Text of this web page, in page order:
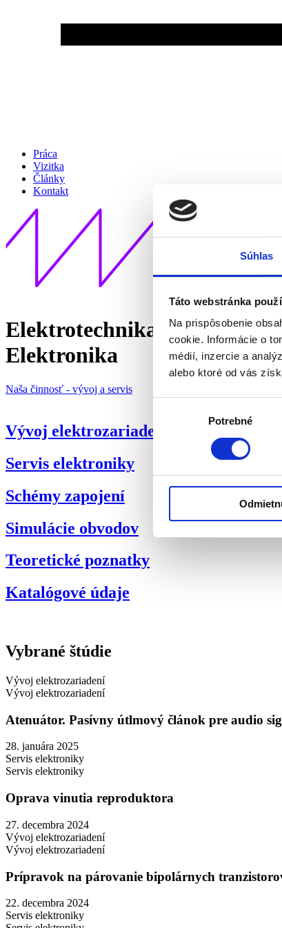
Súhlas
Táto webstránka
Na prispôsobenie
cookie. Informácie o
médií, inzercie a
alebo ktoré od vás
Potrebné
Práca
Vizitka
Články
Kontakt
Elektrotechnika
Elektronika
Naša činnosť - vývoj a servis
Vývoj elektrozariadení
Servis elektroniky
Schémy zapojení
Simulácie obvodov
Teoretické poznatky
Katalógové údaje
Vybrané štúdie
Vývoj elektrozariadení
Vývoj elektrozariadení
Atenuátor. Pasívny útlmový článok pre audio
28. januára 2025
Servis elektroniky
Servis elektroniky
Oprava vinutia reproduktora
27. decembra 2024
Vývoj elektrozariadení
Vývoj elektrozariadení
Prípravok na párovanie bipolárnych
22. decembra 2024
Servis elektroniky